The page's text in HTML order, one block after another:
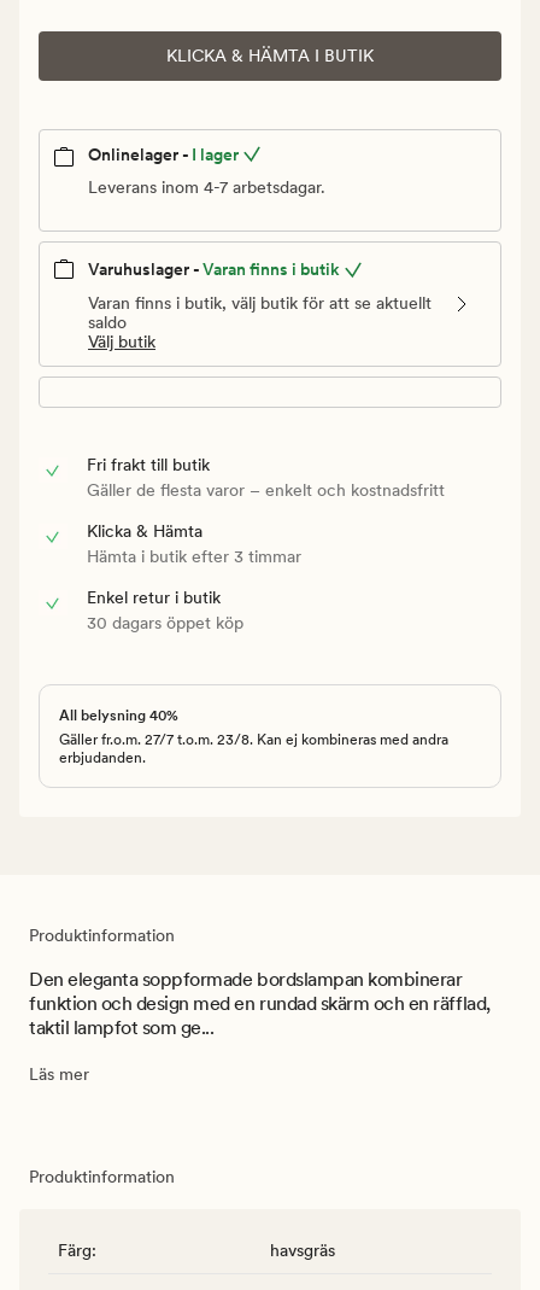
KLICKA & HÄMTA I BUTIK
Onlinelager - I lager
Leverans inom 4-7 arbetsdagar.
Varuhuslager -Varan finns i butik
Varan finns i butik, välj butik för att se aktuellt
saldo
Välj butik
Fri frakt till butik
Gäller de flesta varor – enkelt och kostnadsfritt
Klicka & Hämta
Hämta i butik efter 3 timmar
Enkel retur i butik
30 dagars öppet köp
All belysning 40%
Gäller fr.o.m. 27/7 t.o.m. 23/8. Kan ej kombineras med andra
erbjudanden.
Produktinformation
Den eleganta soppformade bordslampan kombinerar
funktion och design med en rundad skärm och en räfflad,
taktil lampfot som ge...
Läs mer
Produktinformation
Färg: havsgräs